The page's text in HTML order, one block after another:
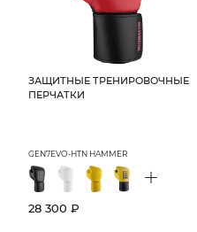
ЗАЩИТНЫЕ ТРЕНИРОВОЧНЫЕ
ПЕРЧАТКИ
GEN7EVO-HTN HAMMER
+
28 300 ₽